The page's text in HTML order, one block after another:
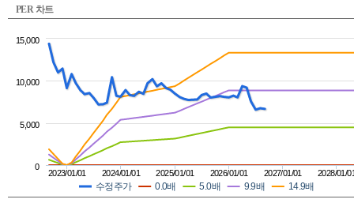
PER 차트
수정주가 0.0배 5.0배 9.9배 14.9배
2023/01/01 2024/01/01 2025/01/01 2026/01/01 2027/01/01 2028/01/
0
5,000
10,000
15,000